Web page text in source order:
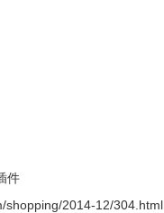
件
shopping/2014-12/304.html